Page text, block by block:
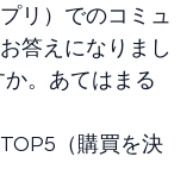
リ）でのコミュ
答えになりまし
。あてはまる
（購買を決